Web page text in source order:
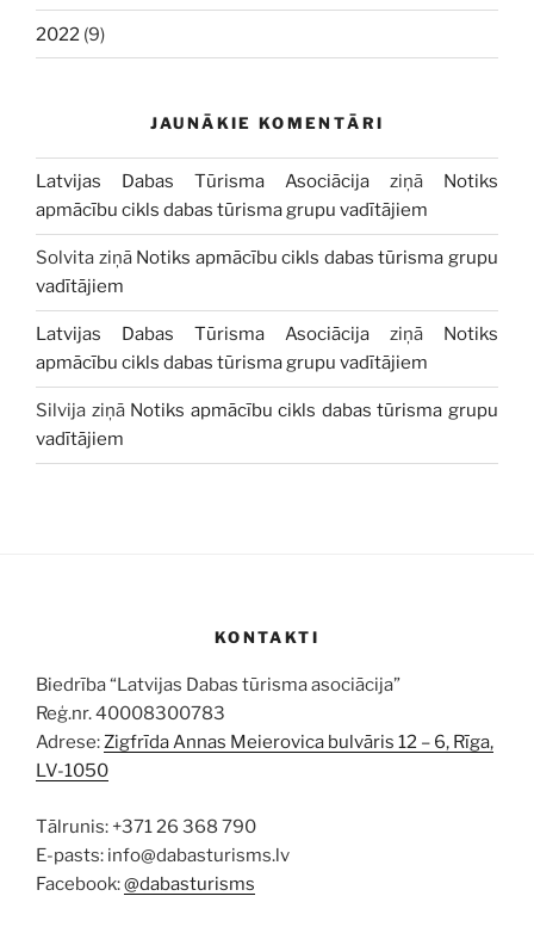
2022 (9)
JAUNĀKIE KOMENTĀRI
Latvijas Dabas Tūrisma Asociācija ziņā Notiks
apmācību cikls dabas tūrisma grupu vadītājiem
Solvita ziņā Notiks apmācību cikls dabas tūrisma grupu
vadītājiem
Latvijas Dabas Tūrisma Asociācija ziņā Notiks
apmācību cikls dabas tūrisma grupu vadītājiem
Silvija ziņā Notiks apmācību cikls dabas tūrisma grupu
vadītājiem
KONTAKTI
Biedrība “Latvijas Dabas tūrisma asociācija”
Reģ.nr. 40008300783
Adrese:Zigfrīda Annas Meierovica bulvāris 12 – 6, Rīga,
LV-1050
Tālrunis: +371 26 368 790
E-pasts: info@dabasturisms.lv
Facebook:@dabasturisms